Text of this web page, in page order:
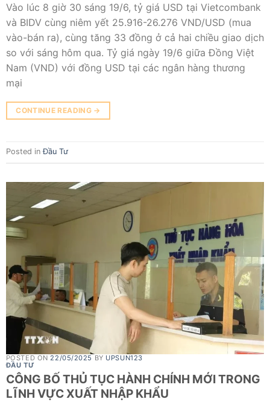
Vào lúc 8 giờ 30 sáng 19/6, tỷ giá USD tại Vietcombank
và BIDV cùng niêm yết 25.916-26.276 VND/USD (mua
vào-bán ra), cùng tăng 33 đồng ở cả hai chiều giao dịch
so với sáng hôm qua. Tỷ giá ngày 19/6 giữa Đồng Việt
Nam (VND) với đồng USD tại các ngân hàng thương
mại
CONTINUE READING →
Posted inĐầu Tư
POSTED ON 22/05/2025 BY UPSUN123
ĐẦU TƯ
CÔNG BỐ THỦ TỤC HÀNH CHÍNH MỚI TRONG
LĨNH VỰC XUẤT NHẬP KHẨU